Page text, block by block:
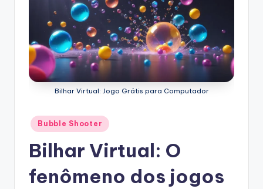
Bilhar Virtual: Jogo Grátis para Computador
Posted
in
Bubble Shooter
Bilhar Virtual: O
fenômeno dos jogos